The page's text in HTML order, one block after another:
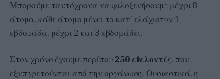
Μπορούμε ταυτόχρονα να φιλοξενήσουμε μέχρι 8
άτομα, κάθε άτομο μένει το κατ’ ελάχιστον 1
εβδομάδα, μέχρι 2 και 3 εβδομάδες.
Στον χρόνο έχουμε περίπου 250 εθελοντές, που
εξυπηρετούνται από την οργάνωση. Ουσιαστικά, η